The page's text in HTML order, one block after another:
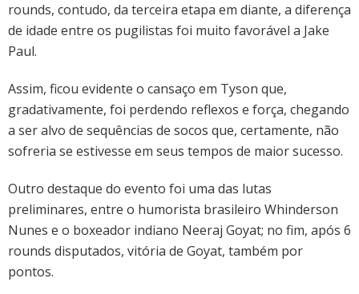
rounds, contudo, da terceira etapa em diante, a diferença
de idade entre os pugilistas foi muito favorável a Jake
Paul.
Assim, ficou evidente o cansaço em Tyson que,
gradativamente, foi perdendo reflexos e força, chegando
a ser alvo de sequências de socos que, certamente, não
sofreria se estivesse em seus tempos de maior sucesso.
Outro destaque do evento foi uma das lutas
preliminares, entre o humorista brasileiro Whinderson
Nunes e o boxeador indiano Neeraj Goyat; no fim, após 6
rounds disputados, vitória de Goyat, também por
pontos.